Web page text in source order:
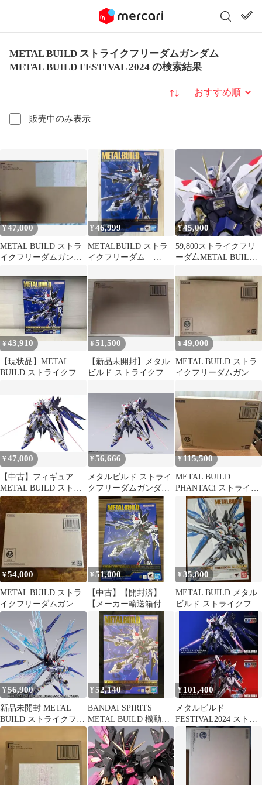
METAL BUILD ストライクフリーダムガンダム
METAL BUILD FESTIVAL 2024 の検索結果
販売中のみ表示
並び替え
¥47,000
METAL BUILD ストラ
イクフリーダムガンダ
¥46,999
METALBUILD ストラ
イクフリーダム
¥45,000
59,800ストライクフリ
ーダ厶METAL BUILD
¥43,910
【現状品】METAL
BUILD ストライクフリ
[METAL BUILD
FESTIVAL 2024] 魂スト
ア限定 機動戦士ガンダ
ムSEED DESTINY
¥51,500
【新品未開封】メタル
ビルド ストライクフリ
¥49,000
METAL BUILD ストラ
イクフリーダムガンダ
¥47,000
【中古】フィギュア
METAL BUILD ストラ
イクフリーダムガンダ
ム [METAL BUILD
FESTIVAL 2024] 「機動
戦士ガンダムSEED
DESTINY」 TAMASHII
NATIONS STORE
ONLINE限定
¥56,666
メタルビルド ストライ
クフリーダムガンダム
FESTIVAL 2024
¥115,500
METAL BUILD
PHANTACi ストライク
フリーダムガンダム
¥54,000
METAL BUILD ストラ
イクフリーダムガンダ
ム メタルビルド 2024
¥ 51,000
【中古】【開封済】
【メーカー輸送箱付】
METAL BUILD ストラ
イクフリーダムガンダ
ム [METAL BUILD
FESTIVAL 2024]
¥35,800
METAL BUILD メタル
ビルド ストライクフリ
ーダムガンダム
¥56,900
新品未開封 METAL
BUILD ストライクフリ
ーダムガンダム
[METAL BUILD
FESTIVAL 2024] ＆ 光
の翼オプションセット
［Re：PACKAGE］ 光
¥52,140
BANDAI SPIRITS
METAL BUILD 機動戦
士ガンダムSEED
DESTINY ストライクフ
リーダムガンダム
METAL BUILD
FESTIVAL 2024
¥ 101,400
メタルビルド
FESTIVAL2024 ストラ
イクフリーダム デステ
ィニーガンダム